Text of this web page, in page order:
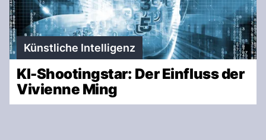
Künstliche Intelligenz
KI-Shootingstar: Der Einfluss der
Vivienne Ming